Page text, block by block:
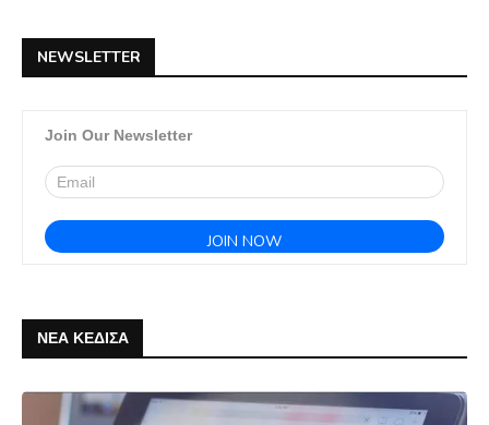
NEWSLETTER
Join Our Newsletter
ΝΕΑ ΚΕΔΙΣΑ